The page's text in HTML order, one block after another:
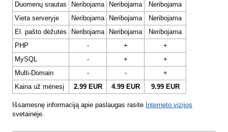
Duomenų srautas
Neribojama Neribojama
Neribojama
Vieta serveryje
Neribojama Neribojama
Neribojama
El. pašto dėžutės
Neribojama Neribojama
Neribojama
PHP
- +
+
MySQL
- +
+
Multi-Domain
- -
+
Kaina už mėnesį
2.99 EUR 4.99 EUR 9.99 EUR
Išsamesnę informaciją apie paslaugas rasite Interneto vizijos
svetainėje.